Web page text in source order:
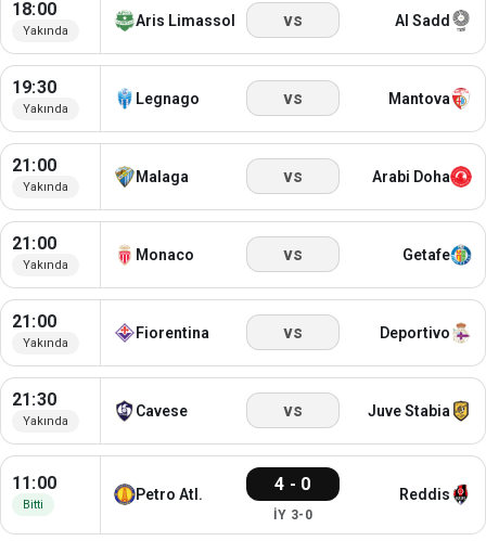
18:00
Yakında
Aris Limassol vs Al Sadd
19:30
Yakında
Legnago vs Mantova
21:00
Yakında
Malaga vs Arabi Doha
21:00
Yakında
Monaco vs Getafe
21:00
Yakında
Fiorentina vs Deportivo
21:30
Yakında
Cavese vs Juve Stabia
11:00
Bitti
Petro Atl.
4 - 0
İY 3-0
Reddis